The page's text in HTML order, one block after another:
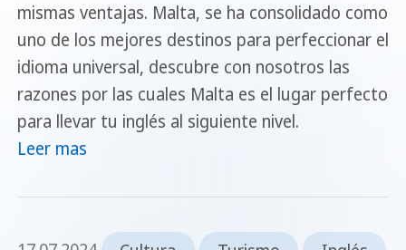
mismas ventajas. Malta, se ha consolidado como
uno de los mejores destinos para perfeccionar el
idioma universal, descubre con nosotros las
razones por las cuales Malta es el lugar perfecto
para llevar tu inglés al siguiente nivel.
Leer mas